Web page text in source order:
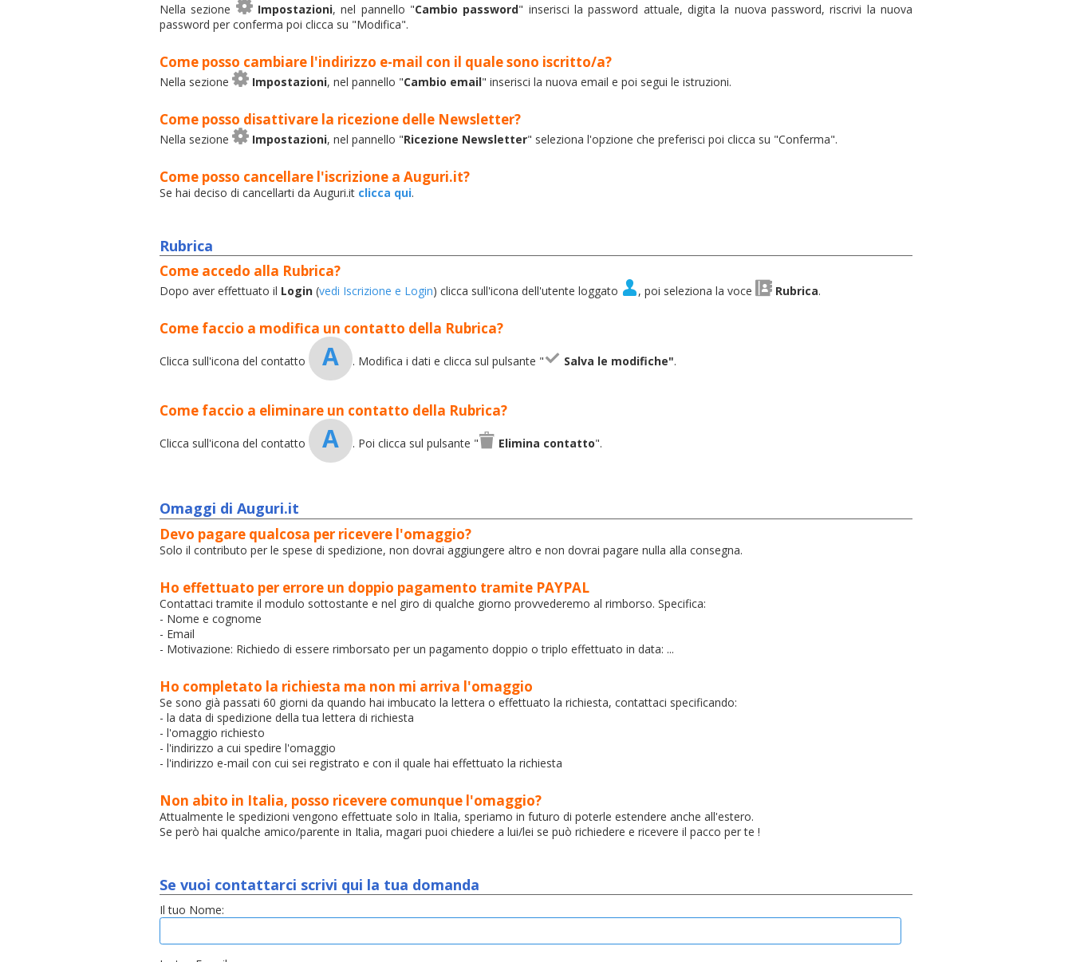
Nella sezione Impostazioni, nel pannello "Cambio password" inserisci la password attuale, digita la nuova password, riscrivi la nuova
password per conferma poi clicca su "Modifica".
Come posso cambiare l'indirizzo e-mail con il quale sono iscritto/a?
Nella sezione Impostazioni, nel pannello "Cambio email" inserisci la nuova email e poi segui le istruzioni.
Come posso disattivare la ricezione delle Newsletter?
Nella sezione Impostazioni, nel pannello "Ricezione Newsletter" seleziona l'opzione che preferisci poi clicca su "Conferma".
Come posso cancellare l'iscrizione a Auguri.it?
Se hai deciso di cancellarti da Auguri.it clicca qui.
Rubrica
Come accedo alla Rubrica?
Dopo aver effettuato il Login (vedi Iscrizione e Login) clicca sull'icona dell'utente loggato , poi seleziona la voce Rubrica.
Come faccio a modifica un contatto della Rubrica?
Clicca sull'icona del contatto A . Modifica i dati e clicca sul pulsante " Salva le modifiche".
Come faccio a eliminare un contatto della Rubrica?
Clicca sull'icona del contatto A . Poi clicca sul pulsante " Elimina contatto".
Omaggi di Auguri.it
Devo pagare qualcosa per ricevere l'omaggio?
Solo il contributo per le spese di spedizione, non dovrai aggiungere altro e non dovrai pagare nulla alla consegna.
Ho effettuato per errore un doppio pagamento tramite PAYPAL
Contattaci tramite il modulo sottostante e nel giro di qualche giorno provvederemo al rimborso. Specifica:
- Nome e cognome
- Email
- Motivazione: Richiedo di essere rimborsato per un pagamento doppio o triplo effettuato in data: ...
Ho completato la richiesta ma non mi arriva l'omaggio
Se sono già passati 60 giorni da quando hai imbucato la lettera o effettuato la richiesta, contattaci specificando:
- la data di spedizione della tua lettera di richiesta
- l'omaggio richiesto
- l'indirizzo a cui spedire l'omaggio
- l'indirizzo e-mail con cui sei registrato e con il quale hai effettuato la richiesta
Non abito in Italia, posso ricevere comunque l'omaggio?
Attualmente le spedizioni vengono effettuate solo in Italia, speriamo in futuro di poterle estendere anche all'estero.
Se però hai qualche amico/parente in Italia, magari puoi chiedere a lui/lei se può richiedere e ricevere il pacco per te !
Se vuoi contattarci scrivi qui la tua domanda
Il tuo Nome: